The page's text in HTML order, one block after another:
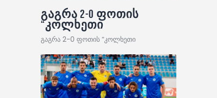
გაგრა 2-0 ფოთის
“კოლხეთი
გაგრა 2-0 ფოთის “კოლხეთი